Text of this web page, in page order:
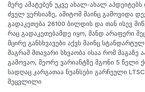
მერე ამატებენ უკვე ახალ-ახალ აპდეიტებს
ძველ ვერსიაზე, ამიტომ მაინც გამოვიდა
გადაკეთება 26100 ბილდის და თან ისევ
რაც გადაკეთებამდე იყო, მანდ არაფერი
მცირე განსხვავები აქვს მაინც
მაგრამ მთავარი სხვაობა ისაა რომ მაგაზე
გამოვაო, მეორე ვარიანტზე მგონი 5 წელი
სადღაც კარგათაა ნუანსები გარჩეული
შეცვლილი